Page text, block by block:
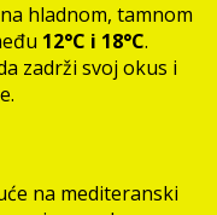
hladnom, tamnom
12°C i 18°C.
zadrži svoj okus i
na mediteranski